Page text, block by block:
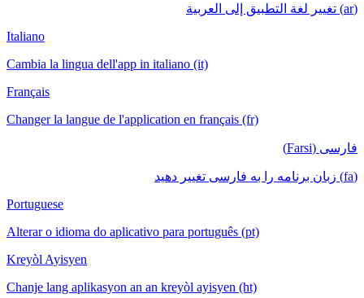
(ar) تغيير لغة التطبيق إلى العربية
Italiano
Cambia la lingua dell'app in italiano (it)
Français
Changer la langue de l'application en français (fr)
فارسی (Farsi)
(fa) زبان برنامه را به فارسی تغییر دهید
Portuguese
Alterar o idioma do aplicativo para português (pt)
Kreyòl Ayisyen
Chanje lang aplikasyon an an kreyòl ayisyen (ht)